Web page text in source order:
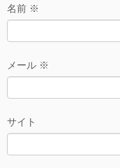
名前 ※
メール ※
サイト